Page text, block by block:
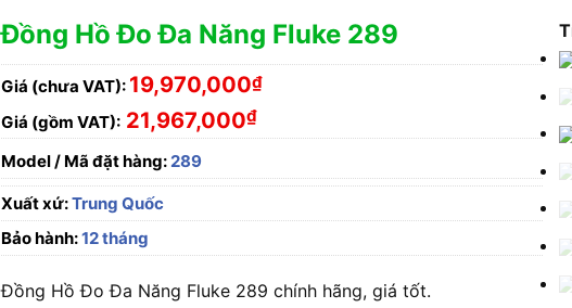
Đồng Hồ Đo Đa Năng Fluke 289
Giá (chưa VAT): 19,970,000₫
Giá (gồm VAT): 21,967,000₫
Model / Mã đặt hàng:289
Xuất xứ:Trung Quốc
Bảo hành:12 tháng
Đồng Hồ Đo Đa Năng Fluke 289 chính hãng, giá tốt.